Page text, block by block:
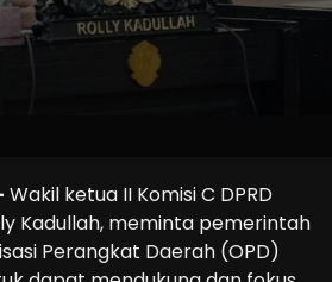
Wakil ketua II Komisi C DPRD
Kadullah, meminta pemerintah
Perangkat Daerah (OPD)